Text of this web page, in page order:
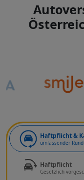
Haftpflicht &
umfassender
Haftpflicht
Gesetzlich